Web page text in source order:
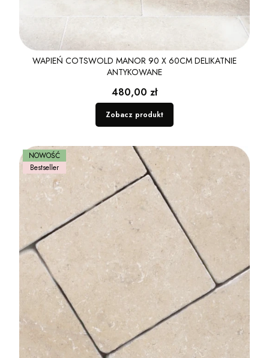
WAPIEŃ COTSWOLD MANOR 90 X 60CM DELIKATNIE
ANTYKOWANE
Cena
480,00 zł
Zobacz produkt
Bestseller
NOWOŚĆ